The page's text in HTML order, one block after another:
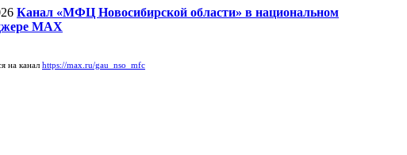
Канал «МФЦ Новосибирской области» в национальном
МАХ
на канал https://max.ru/gau_nso_mfc